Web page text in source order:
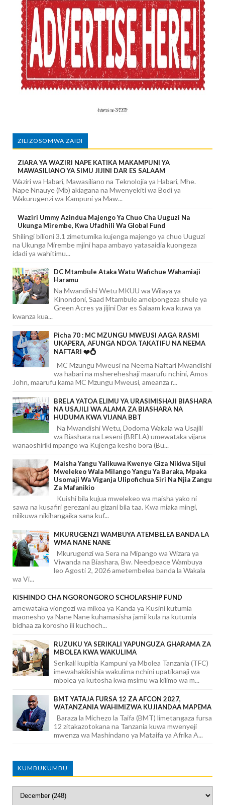
ZILIZOSOMWA ZAIDI
ZIARA YA WAZIRI NAPE KATIKA MAKAMPUNI YA
MAWASILIANO YA SIMU JIJINI DAR ES SALAAM
Waziri wa Habari, Mawasiliano na Teknolojia ya Habari, Mhe.
Nape Nnauye (Mb) akiagana na Mwenyekiti wa Bodi ya
Wakurugenzi wa Kampuni ya Maw...
Waziri Ummy Azindua Majengo Ya Chuo Cha Uuguzi Na
Ukunga Mirembe, Kwa Ufadhili Wa Global Fund
Shilingi bilioni 3.1 zimetumika kujenga majengo ya chuo Uuguzi
na Ukunga Mirembe mjini hapa ambayo yatasaidia kuongeza
idadi ya wahitimu...
DC Mtambule Ataka Watu Wafichue Wahamiaji
Haramu
Na Mwandishi Wetu MKUU wa Wilaya ya
Kinondoni, Saad Mtambule ameipongeza shule ya
Green Acres ya jijini Dar es Salaam kwa kuwa ya
kwanza kua...
Picha 70 : MC MZUNGU MWEUSI AAGA RASMI
UKAPERA, AFUNGA NDOA TAKATIFU NA NEEMA
NAFTARI ❤️💍
MC Mzungu Mweusi na Neema Naftari Mwandishi
wa habari na mshereheshaji maarufu nchini, Amos
John, maarufu kama MC Mzungu Mweusi, ameanza r...
BRELA YATOA ELIMU YA URASIMISHAJI BIASHARA
NA USAJILI WA ALAMA ZA BIASHARA NA
HUDUMA KWA VIJANA BBT
Na Mwandishi Wetu, Dodoma Wakala wa Usajili
wa Biashara na Leseni (BRELA) umewataka vijana
wanaoshiriki mpango wa Kujenga kesho bora (Bu...
Maisha Yangu Yalikuwa Kwenye Giza Nikiwa Sijui
Mwelekeo Wala Milango Yangu Ya Baraka, Mpaka
Usomaji Wa Viganja Ulipofichua Siri Na Njia Zangu
Za Mafanikio
Kuishi bila kujua mwelekeo wa maisha yako ni
sawa na kusafiri gerezani au gizani bila taa. Kwa miaka mingi,
nilikuwa nikihangaika sana kuf...
MKURUGENZI WAMBUYA ATEMBELEA BANDA LA
WMA NANE NANE
Mkurugenzi wa Sera na Mipango wa Wizara ya
Viwanda na Biashara, Bw. Needpeace Wambuya
leo Agosti 2, 2026 ametembelea banda la Wakala
wa Vi...
KISHINDO CHA NGORONGORO SCHOLARSHIP FUND
amewataka viongozi wa mikoa ya Kanda ya Kusini kutumia
maonesho ya Nane Nane kuhamasisha jamii kula na kutumia
bidhaa za korosho ili kuchoch...
RUZUKU YA SERIKALI YAPUNGUZA GHARAMA ZA
MBOLEA KWA WAKULIMA
Serikali kupitia Kampuni ya Mbolea Tanzania (TFC)
imewahakikishia wakulima nchini upatikanaji wa
mbolea ya kutosha kwa msimu wa kilimo wa m...
BMT YATAJA FURSA 12 ZA AFCON 2027,
WATANZANIA WAHIMIZWA KUJIANDAA MAPEMA
Baraza la Michezo la Taifa (BMT) limetangaza fursa
12 zitakazotokana na Tanzania kuwa mwenyeji
mwenza wa Mashindano ya Mataifa ya Afrika A...
KUMBUKUMBU